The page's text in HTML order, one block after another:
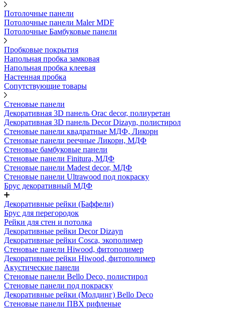
Потолочные панели
Потолочные панели Maler MDF
Потолочные Бамбуковые панели
Пробковые покрытия
Напольная пробка замковая
Напольная пробка клеевая
Настенная пробка
Сопутствующие товары
Стеновые панели
Декоративная 3D панель Orac decor, полиуретан
Декоративная 3D панель Decor Dizayn, полистирол
Стеновые панели квадратные МДФ, Ликорн
Стеновые панели реечные Ликорн, МДФ
Стеновые бамбуковые панели
Стеновые панели Finitura, МДФ
Стеновые панели Madest decor, МДФ
Стеновые панели Ultrawood под покраску
Брус декоративный МДФ
Декоративные рейки (Баффели)
Брус для перегородок
Рейки для стен и потолка
Декоративные рейки Decor Dizayn
Декоративные рейки Cosca, экополимер
Стеновые панели Hiwood, фитополимер
Декоративные рейки Hiwood, фитополимер
Акустические панели
Стеновые панели Bello Deco, полистирол
Стеновые панели под покраску
Декоративные рейки (Молдинг) Bello Deco
Стеновые панели ПВХ рифленые